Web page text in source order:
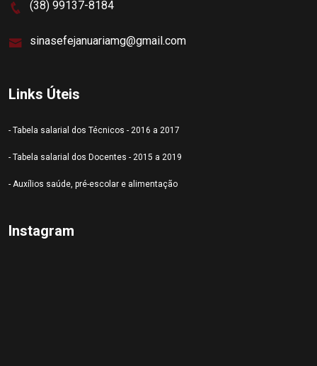
(38) 99137-8184
sinasefejanuariamg@gmail.com
Links Úteis
- Tabela salarial dos Técnicos - 2016 a 2017
- Tabela salarial dos Docentes - 2015 a 2019
- Auxílios saúde, pré-escolar e alimentação
Instagram